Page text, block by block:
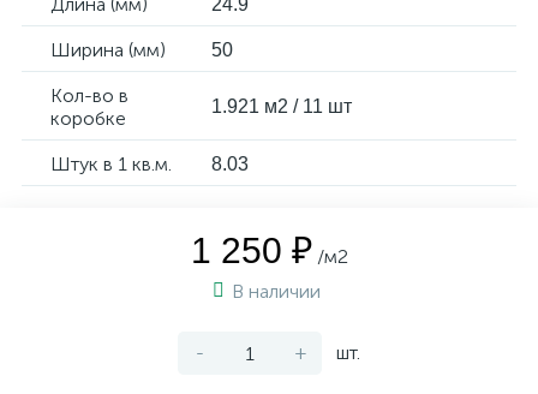
24.9
Ширина (мм) 50
Кол-во в
коробке
1.921 м2 / 11 шт
Штук в 1 кв.м. 8.03
1 250 ₽ /м2
В наличии
- + шт.